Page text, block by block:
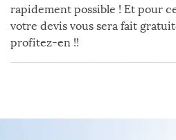
rapidement possible ! Et pour
votre devis vous sera fait
profitez-en !!